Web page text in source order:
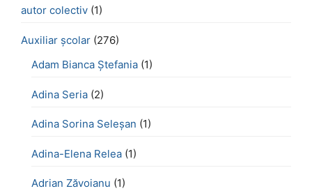
autor colectiv (1)
Auxiliar școlar (276)
Adam Bianca Ștefania (1)
Adina Seria (2)
Adina Sorina Seleșan (1)
Adina-Elena Relea (1)
Adrian Zăvoianu (1)